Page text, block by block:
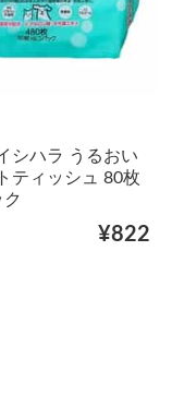
シハラ うるおい
ティッシュ 80枚
¥822